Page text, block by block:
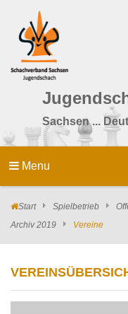
Sachsen ...
Menu
Start Spielbetrieb
Archiv 2019
Vereine